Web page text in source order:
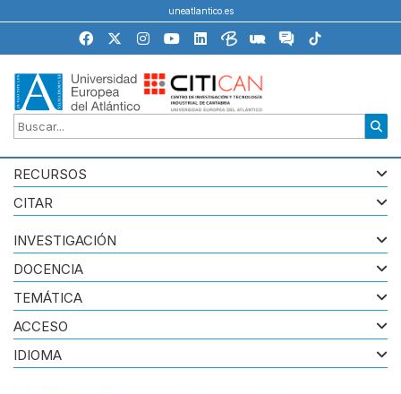
uneatlantico.es
RECURSOS
CITAR
INVESTIGACIÓN
DOCENCIA
TEMÁTICA
ACCESO
IDIOMA